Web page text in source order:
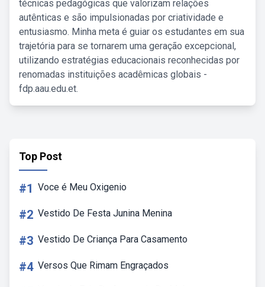
técnicas pedagógicas que valorizam relações
autênticas e são impulsionadas por criatividade e
entusiasmo. Minha meta é guiar os estudantes em sua
trajetória para se tornarem uma geração excepcional,
utilizando estratégias educacionais reconhecidas por
renomadas instituições acadêmicas globais -
fdp.aau.edu.et.
Top Post
#1 Voce é Meu Oxigenio
#2 Vestido De Festa Junina Menina
#3 Vestido De Criança Para Casamento
#4 Versos Que Rimam Engraçados